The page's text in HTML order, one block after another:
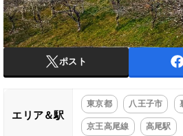
ポスト
エリア＆駅
東京都 八王子市
京王高尾線 高尾駅